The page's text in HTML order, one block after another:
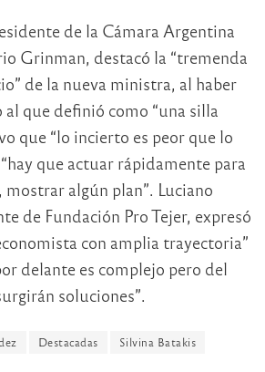
de la Cámara Argentina
Grinman, destacó la “tremenda
de la nueva ministra, al haber
al que definió como “una silla
que “lo incierto es peor que lo
que actuar rápidamente para
mostrar algún plan”. Luciano
de Fundación Pro Tejer, expresó
con amplia trayectoria”
delante es complejo pero del
soluciones”.
Destacadas Silvina Batakis